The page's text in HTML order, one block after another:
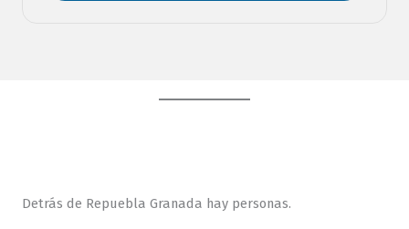
Detrás de Repuebla Granada hay personas.